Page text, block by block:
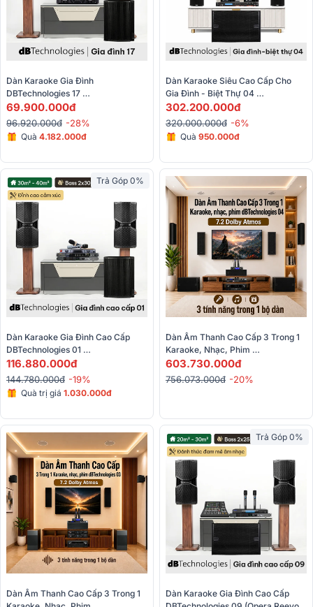
Dàn Karaoke Gia Đình
DBTechnologies 17
(dBTechnologies LVXP15, Sub615,
CT2400, X6 Luxury, BJ-U500II)
69.900.000đ
96.920.000đ -28%
Quà 4.182.000đ
Dàn Karaoke Siêu Cao Cấp Cho
Gia Đình - Biệt Thự 04
(dBTechnologies Ingenia IG2T, JBL
VX9, VIO S115...)
302.200.000đ
320.000.000đ -6%
Quà 950.000đ
Trả Góp 0%
Dàn Karaoke Gia Đình Cao Cấp
DBTechnologies 01
(dBTechnologies Opera Reevo 212,
BPR-8600, Sub 615, BBS-290D,
BKSound M8)
116.880.000đ
144.780.000đ -19%
Quà trị giá 1.030.000đ
Dàn Âm Thanh Cao Cấp 3 Trong 1
Karaoke, Nhạc, Phim
DBTechnologies 04 (Vio X206, Vio
X205, IS6C, S115, AVC-X4800H,
603.730.000đ
756.073.000đ -20%
Dàn Âm Thanh Cao Cấp 3 Trong 1
Trả Góp 0%
Dàn Karaoke Gia Đình Cao Cấp